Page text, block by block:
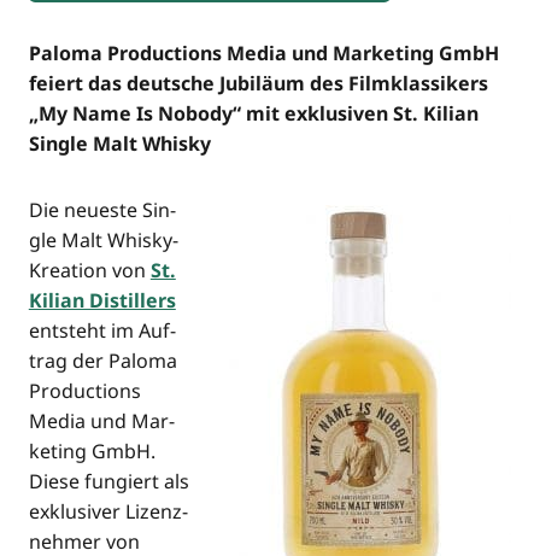
Palo­ma Pro­duc­tions Media und Mar­ke­ting GmbH
fei­ert das deut­sche Jubi­lä­um des Film­klas­si­kers
„My Name Is Nobo­dy“ mit exklu­si­ven St. Kili­an
Sin­gle Malt Whisky
Die neu­es­te Sin­
gle Malt Whis­ky-
Krea­ti­on von St.
Kili­an Distil­lers
ent­steht im Auf­
trag der Palo­ma
Pro­duc­tions
Media und Mar­
ke­ting GmbH.
Die­se fun­giert als
exklu­si­ver Lizenz­
neh­mer von